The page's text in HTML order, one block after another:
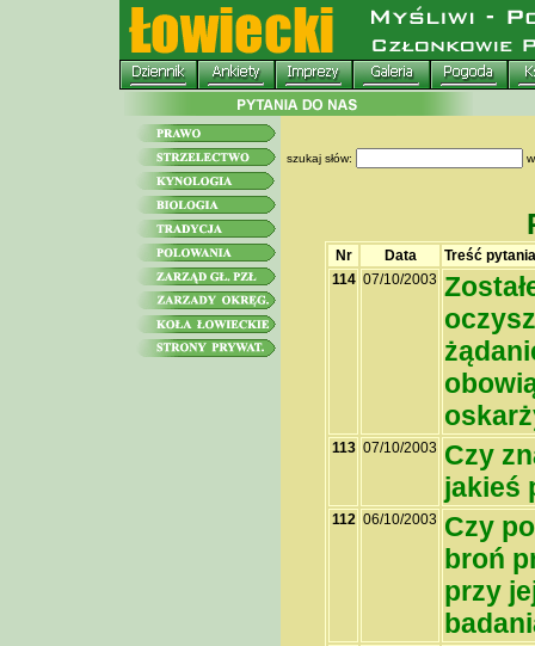
szukaj słów:
Nr Data
Treść pytania
114 07/10/2003
113 07/10/2003 Czy
jakieś
112 06/10/2003 Czy
broń
przy